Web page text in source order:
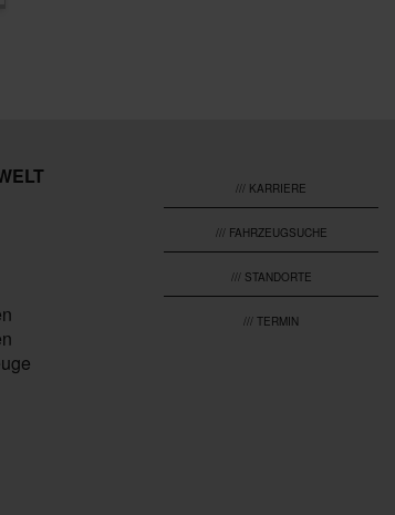
/// KARRIERE
/// FAHRZEUGSUCHE
/// STANDORTE
/// TERMIN